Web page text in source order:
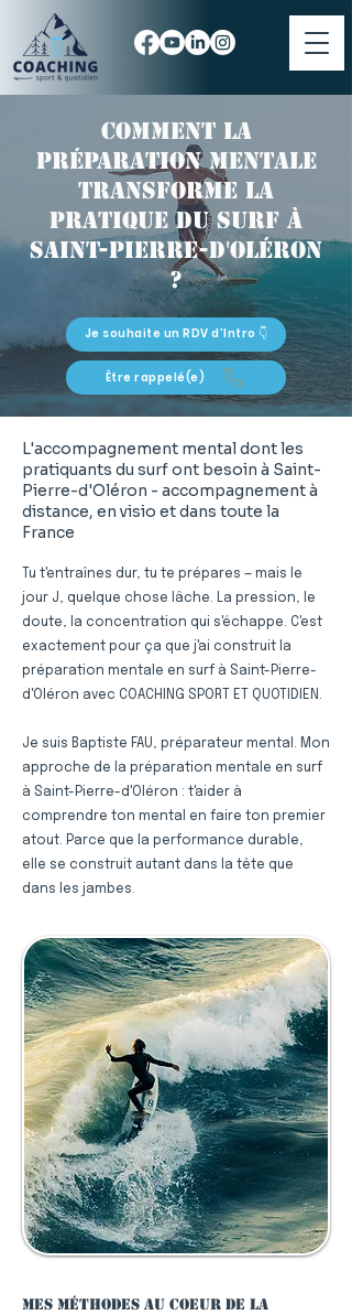
Comment la
préparation mentale
transforme la
pratique du surf à
Saint-Pierre-d'Oléron
?
Je souhaite un RDV d'Intro 👇
Être rappelé(e)
L'accompagnement mental dont les
pratiquants du surf ont besoin à Saint-
Pierre-d'Oléron - accompagnement à
distance, en visio et dans toute la
France
Tu t'entraînes dur, tu te prépares — mais le
jour J, quelque chose lâche. La pression, le
doute, la concentration qui s'échappe. C'est
exactement pour ça que j'ai construit la
préparation mentale en surf à Saint-Pierre-
d'Oléron avec COACHING SPORT ET QUOTIDIEN.
Je suis Baptiste FAU, préparateur mental. Mon
approche de la préparation mentale en surf
à Saint-Pierre-d'Oléron : t'aider à
comprendre ton mental en faire ton premier
atout. Parce que la performance durable,
elle se construit autant dans la tête que
dans les jambes.
Mes méthodes au coeur de la